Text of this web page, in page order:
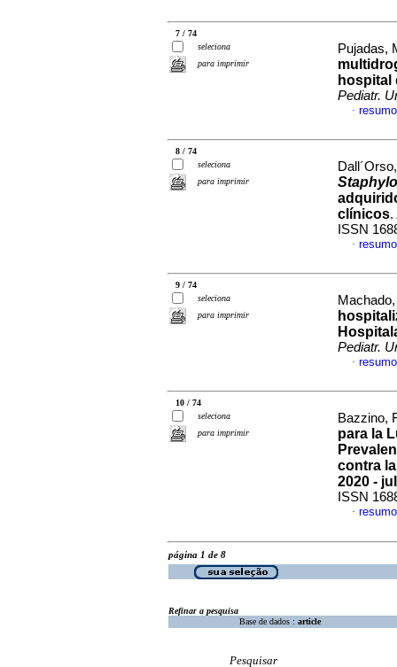
7 / 74
seleciona
para imprimir
Pujadas,
hospital
Pediatr.
·
8 / 74
seleciona
para imprimir
clínicos.
ISSN
·
9 / 74
seleciona
para imprimir
Pediatr.
·
10 / 74
seleciona
para imprimir
Bazzino,
para la
contra
2020 -
ISSN
·
página 1 de 8
Refinar a pesquisa
Base de dados : article
Pesquisar